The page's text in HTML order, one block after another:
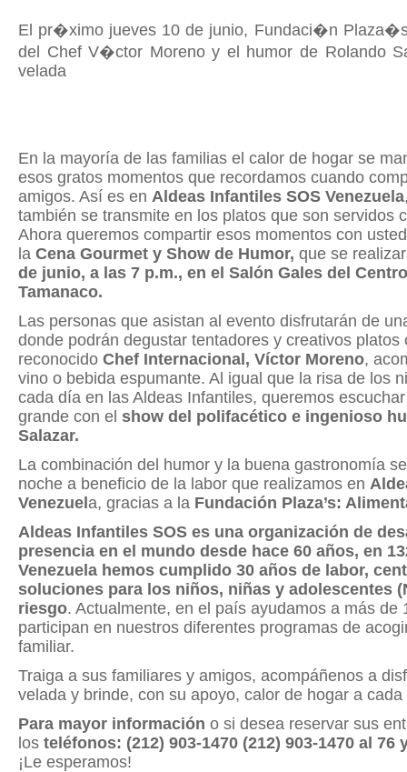
El pr�ximo jueves 10 de junio, Fundaci�n
del Chef V�ctor Moreno y el humor de Rolando
velada
En la mayoría de las familias el calor de hogar se
esos gratos momentos que recordamos cuando
amigos. Así es en Aldeas Infantiles SOS Venezuela
también se transmite en los platos que son servidos
Ahora queremos compartir esos momentos con
la Cena Gourmet y Show de Humor, que se
de junio, a las 7 p.m., en el Salón Gales del
Tamanaco.
Las personas que asistan al evento disfrutarán de
donde podrán degustar tentadores y creativos platos
reconocido Chef Internacional, Víctor Moreno,
vino o bebida espumante. Al igual que la risa de los
cada día en las Aldeas Infantiles, queremos
grande con el show del polifacético e ingenioso
Salazar.
La combinación del humor y la buena gastronomía
noche a beneficio de la labor que realizamos en
Venezuel a, gracias a la Fundación Plaza’s:
Aldeas Infantiles SOS es una organización de
presencia en el mundo desde hace 60 años, en
Venezuela hemos cumplido 30 años de labor,
soluciones para los niños, niñas y adolescentes
riesgo. Actualmente, en el país ayudamos a más de
participan en nuestros diferentes programas de
familiar.
Traiga a sus familiares y amigos, acompáñenos a
velada y brinde, con su apoyo, calor de hogar a
Para mayor información o si desea reservar sus
los teléfonos: (212) 903-1470 (212) 903-1470 al 76
¡Le esperamos!